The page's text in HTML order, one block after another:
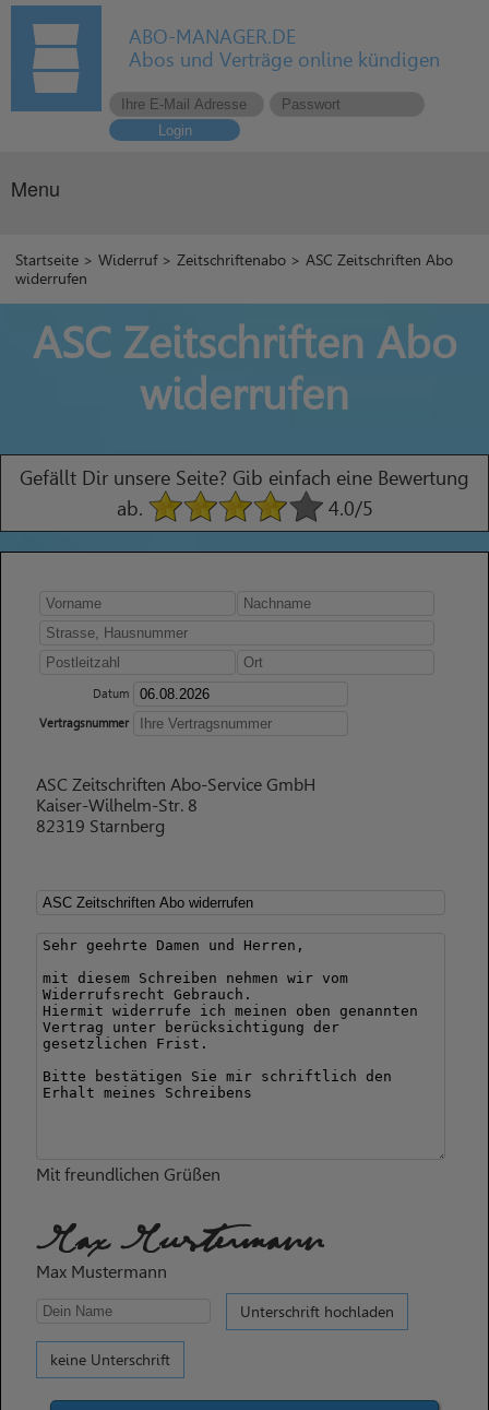
ABO-MANAGER.DE
Abos und Verträge online kündigen
Login
Menu
Startseite >Widerruf>Zeitschriftenabo > ASC Zeitschriften Abo
widerrufen
ASC Zeitschriften Abo
widerrufen
Gefällt Dir unsere Seite? Gib einfach eine Bewertung
ab.
4.0/5
Datum
Vertragsnummer
ASC Zeitschriften Abo-Service GmbH
Kaiser-Wilhelm-Str. 8
82319 Starnberg
Mit freundlichen Grüßen
Max Mustermann
Max Mustermann
Unterschrift hochladen
keine Unterschrift